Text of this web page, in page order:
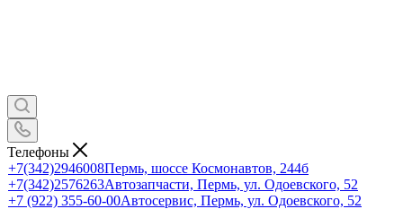
Телефоны
+7(342)2946008Пермь, шоссе Космонавтов, 244б
+7(342)2576263Автозапчасти, Пермь, ул. Одоевского, 52
+7 (922) 355-60-00Автосервис, Пермь, ул. Одоевского, 52